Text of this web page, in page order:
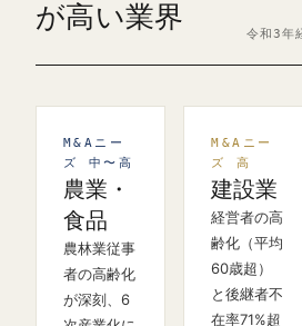
が高い業界
令和3年
M&Aニー
ズ 中〜高
農業・
食品
農林業従事
者の高齢化
が深刻、6
M&Aニー
ズ 高
建設業
経営者の高
齢化（平均
60歳超）
と後継者不
在率71%超